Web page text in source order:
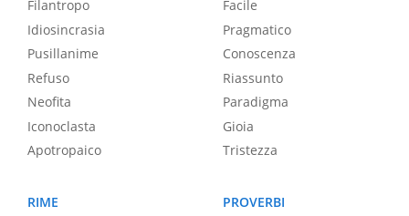
Filantropo
Idiosincrasia
Pusillanime
Refuso
Neofita
Iconoclasta
Apotropaico
Facile
Pragmatico
Conoscenza
Riassunto
Paradigma
Gioia
Tristezza
RIME
PROVERBI